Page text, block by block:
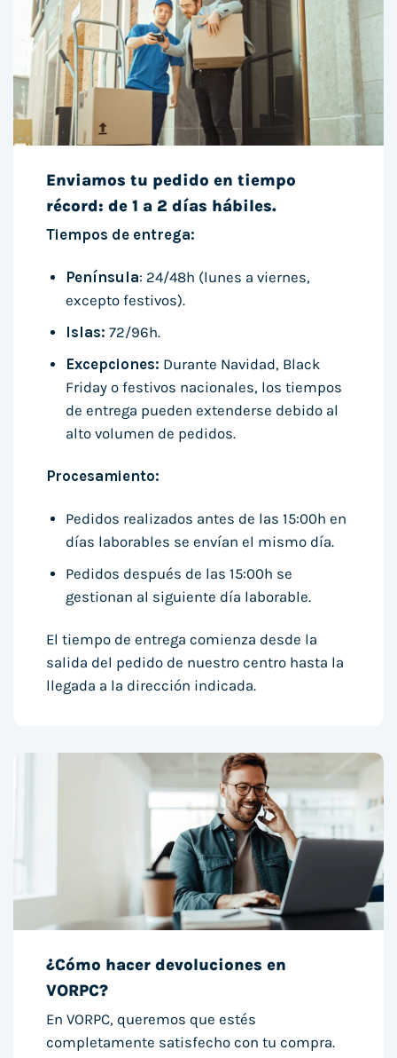
Enviamos tu pedido en tiempo
récord: de 1 a 2 días hábiles.
Tiempos de entrega:
Península: 24/48h (lunes a viernes,
excepto festivos).
Islas: 72/96h.
Excepciones: Durante Navidad, Black
Friday o festivos nacionales, los tiempos
de entrega pueden extenderse debido al
alto volumen de pedidos.
Procesamiento:
Pedidos realizados antes de las 15:00h en
días laborables se envían el mismo día.
Pedidos después de las 15:00h se
gestionan al siguiente día laborable.
El tiempo de entrega comienza desde la
salida del pedido de nuestro centro hasta la
llegada a la dirección indicada.
¿Cómo hacer devoluciones en
VORPC?
En VORPC, queremos que estés
completamente satisfecho con tu compra.